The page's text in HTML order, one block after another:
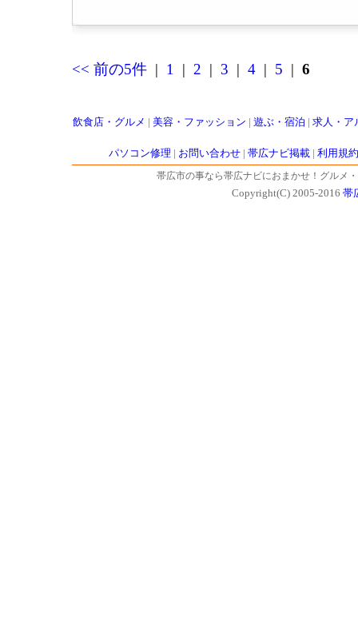
<< 前の5件 | 1 | 2 | 3 | 4 | 5 | 6
飲食店・グルメ 美容・ファッション 遊ぶ・宿泊 求人・ア
パソコン修理 お問い合わせ| 帯広ナビ掲載| 利用規約
帯広市の事なら帯広ナビにおまかせ！グルメ
Copyright(C) 2005-2016 帯